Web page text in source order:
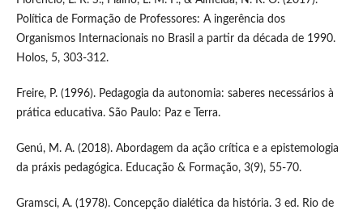
Política de Formação de Professores: A ingerência dos
Organismos Internacionais no Brasil a partir da década de 1990.
Holos, 5, 303-312.
Freire, P. (1996). Pedagogia da autonomia: saberes necessários à
prática educativa. São Paulo: Paz e Terra.
Genú, M. A. (2018). Abordagem da ação crítica e a epistemologia
da práxis pedagógica. Educação & Formação, 3(9), 55-70.
Gramsci, A. (1978). Concepção dialética da história. 3 ed. Rio de